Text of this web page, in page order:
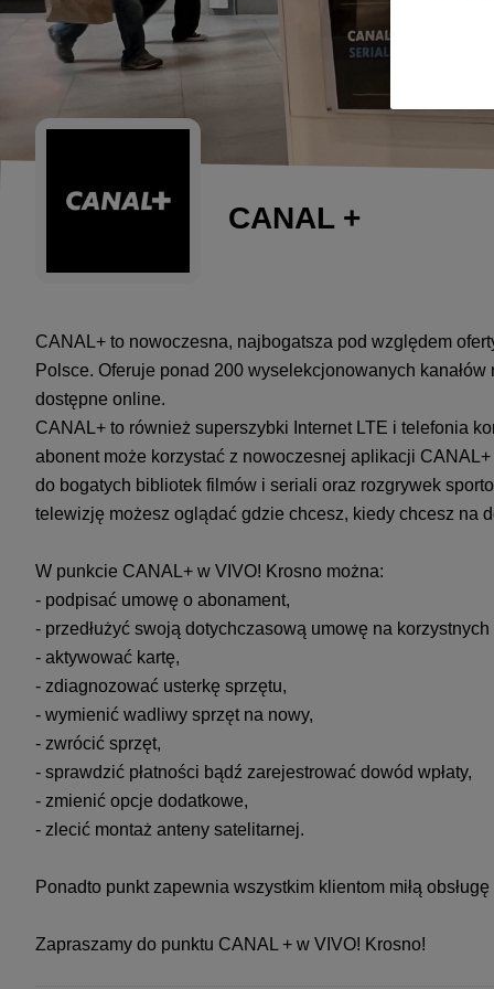
CANAL +
CANAL+ to nowoczesna, najbogatsza pod względem
Polsce. Oferuje ponad 200 wyselekcjonowanych
dostępne online.
CANAL+ to również superszybki Internet LTE i telefonia
abonent może korzystać z nowoczesnej aplikacji
do bogatych bibliotek filmów i seriali oraz rozgrywek
telewizję możesz oglądać gdzie chcesz, kiedy chcesz na
W punkcie CANAL+ w VIVO! Krosno można:
- podpisać umowę o abonament,
- przedłużyć swoją dotychczasową umowę na
- aktywować kartę,
- zdiagnozować usterkę sprzętu,
- wymienić wadliwy sprzęt na nowy,
- zwrócić sprzęt,
- sprawdzić płatności bądź zarejestrować dowód wpłaty,
- zmienić opcje dodatkowe,
- zlecić montaż anteny satelitarnej.
Ponadto punkt zapewnia wszystkim klientom miłą
Zapraszamy do punktu CANAL + w VIVO! Krosno!